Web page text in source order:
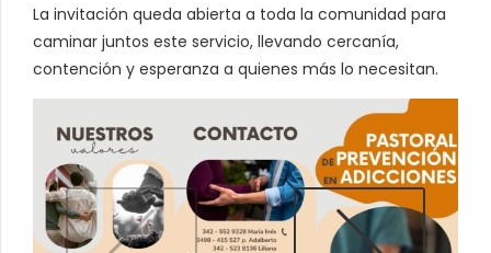
La invitación queda abierta a toda la comunidad para
caminar juntos este servicio, llevando cercanía,
contención y esperanza a quienes más lo necesitan.